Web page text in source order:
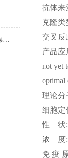
牛甘胆酸（CG）ELISA试剂盒操作步骤
抗体来
克隆类
交叉反
产品应
not yet
optimal
理论分
细胞定
性
状
浓
度
免 疫